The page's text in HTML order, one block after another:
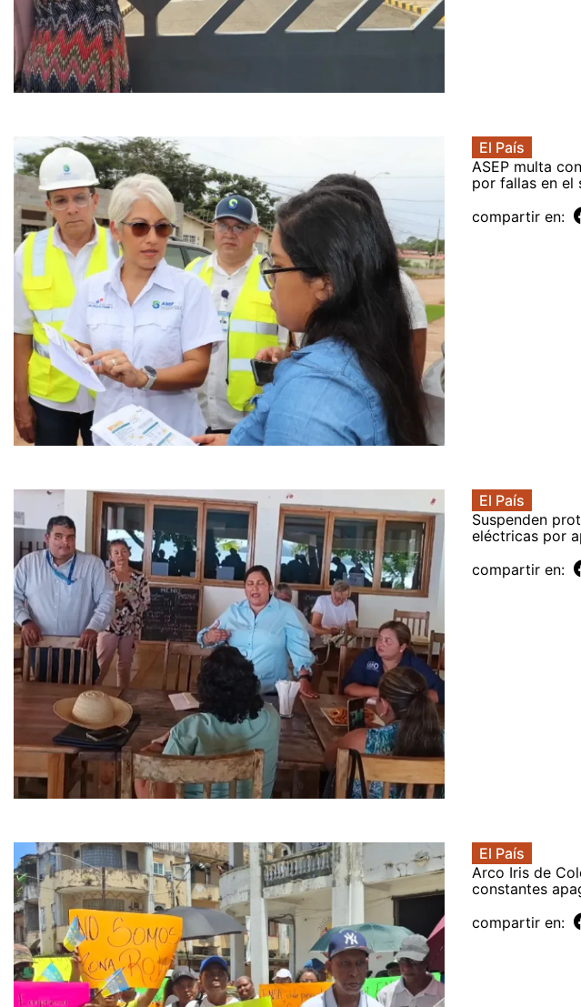
El País
ASEP multa
por fallas en el
compartir en:
El País
Suspenden
eléctricas por
compartir en:
El País
Arco Iris de
constantes
compartir en: